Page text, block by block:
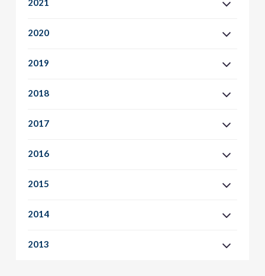
2021
2020
2019
2018
2017
2016
2015
2014
2013